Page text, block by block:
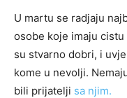
U martu se radjaju
osobe koje imaju
su stvarno dobri, i
kome u nevolji.
bili prijatelji sa njim.